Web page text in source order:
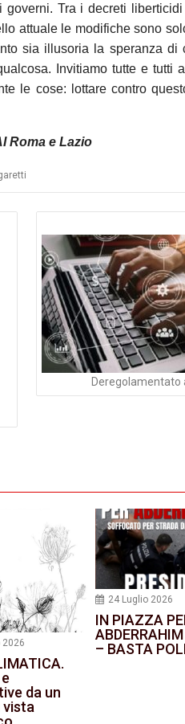
Tra i decreti
attuale le modifiche sono
sia illusoria la speranza di
Invitiamo tutte e tutti
le cose: lottare contro
Roma e Lazio
Deregolamentato
2026
da un
vista
24 Luglio 2026
IN PIAZZA
– BASTA